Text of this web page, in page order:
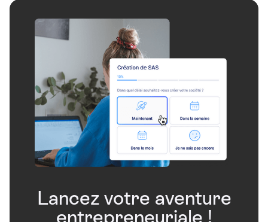
Lancez votre aventure
entrepreneuriale !